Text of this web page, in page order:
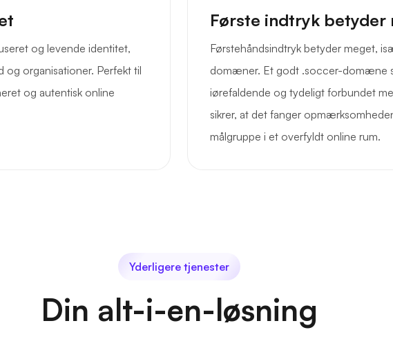
og levende identitet,
og organisationer. Perfekt til
og autentisk online
Første indtryk betyder
Førstehåndsindtryk betyder meget,
domæner. Et godt .soccer-domæne
iørefaldende og tydeligt forbundet
sikrer, at det fanger
målgruppe i et overfyldt online rum.
Yderligere tjenester
Din alt-i-en-løsning